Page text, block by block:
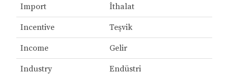
Import İthalat
Incentive Teşvik
Income Gelir
Industry Endüstri